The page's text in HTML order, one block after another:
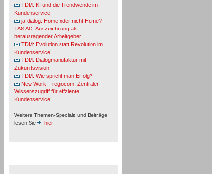
TDM: KI und die Trendwende im
Kundenservice
ja-dialog: Home oder nicht Home?
TAS AG: Auszeichnung als
herausragender Arbeitgeber
TDM: Evolution statt Revolution im
Kundenservice
TDM: Dialogmanufaktur mit
Zukunftsvision
TDM: Wie spricht man Erfolg?!
New Work – regiocom: Zentraler
Wissenszugriff für effziente
Kundenservice
Weitere Themen-Specials und Beiträge
lesen Sie
hier